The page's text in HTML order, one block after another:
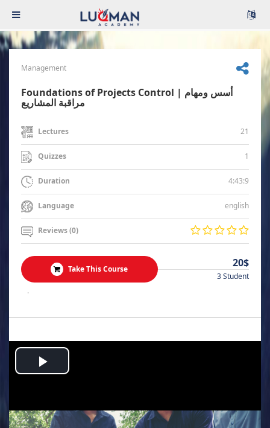
Management
Foundations of Projects Control | أسس ومهام
مراقبة المشاريع
Lectures 21
Quizzes 1
Duration 4:43:9
Language english
Reviews (0)
Take This Course 20$
3 Student
.
Play